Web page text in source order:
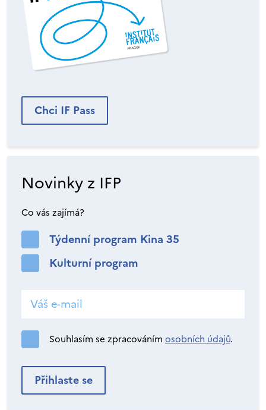
Chci IF Pass
Novinky z IFP
Co vás zajímá?
Týdenní program Kina 35
Kulturní program
Souhlasím se zpracováním osobních údajů.